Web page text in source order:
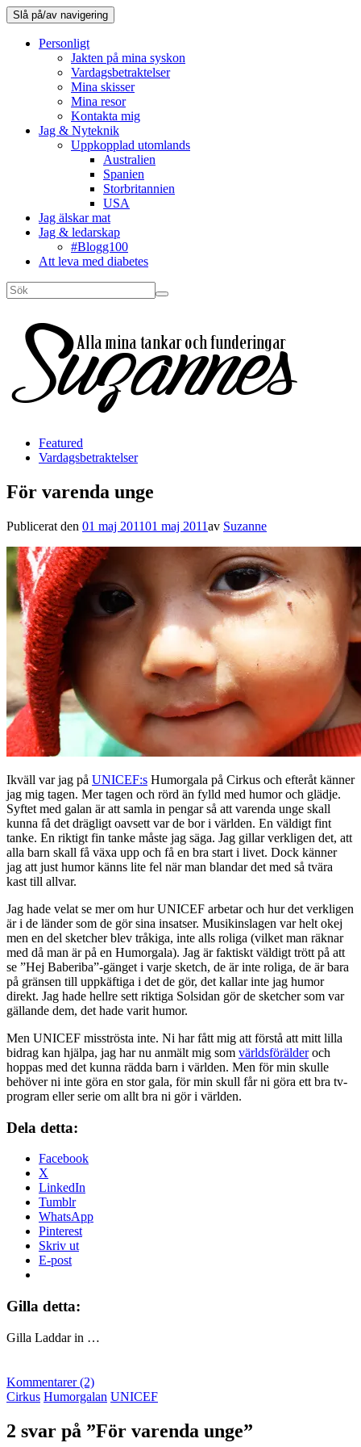
Slå på/av navigering
Personligt
Jakten på mina syskon
Vardagsbetraktelser
Mina skisser
Mina resor
Kontakta mig
Jag & Nyteknik
Uppkopplad utomlands
Australien
Spanien
Storbritannien
USA
Jag älskar mat
Jag & ledarskap
#Blogg100
Att leva med diabetes
Featured
Vardagsbetraktelser
För varenda unge
Publicerat den 01 maj 201101 maj 2011av Suzanne
Ikväll var jag på UNICEF:s Humorgala på Cirkus och efteråt känner
jag mig tagen. Mer tagen och rörd än fylld med humor och glädje.
Syftet med galan är att samla in pengar så att varenda unge skall
kunna få det drägligt oavsett var de bor i världen. En väldigt fint
tanke. En riktigt fin tanke måste jag säga. Jag gillar verkligen det, att
alla barn skall få växa upp och få en bra start i livet. Dock känner
jag att just humor känns lite fel när man blandar det med så tvära
kast till allvar.
Jag hade velat se mer om hur UNICEF arbetar och hur det verkligen
är i de länder som de gör sina insatser. Musikinslagen var helt okej
men en del sketcher blev tråkiga, inte alls roliga (vilket man räknar
med då man är på en Humorgala). Jag är faktiskt väldigt trött på att
se ”Hej Baberiba”-gänget i varje sketch, de är inte roliga, de är bara
på gränsen till uppkäftiga i det de gör, det kallar inte jag humor
direkt. Jag hade hellre sett riktiga Solsidan gör de sketcher som var
gällande dem, det hade varit humor.
Men UNICEF misströsta inte. Ni har fått mig att förstå att mitt lilla
bidrag kan hjälpa, jag har nu anmält mig som världsförälderoch
hoppas med det kunna rädda barn i världen. Men för min skulle
behöver ni inte göra en stor gala, för min skull får ni göra ett bra tv-
program eller serie om allt bra ni gör i världen.
Dela detta:
Facebook
X
LinkedIn
Tumblr
WhatsApp
Pinterest
Skriv ut
E-post
Gilla detta:
Gilla Laddar in …
Kommentarer (2)
Cirkus Humorgalan UNICEF
2 svar på ”För varenda unge”